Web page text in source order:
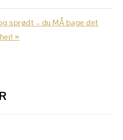
sprødt – du MÅ bage det
her! »